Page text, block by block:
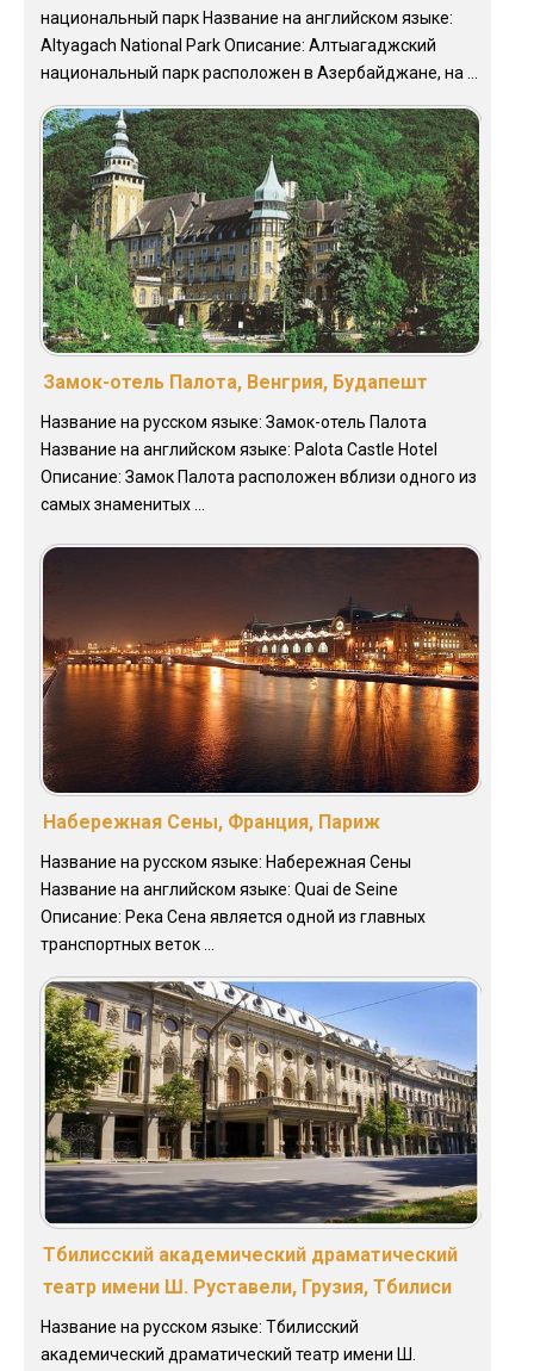
национальный парк Название на английском языке:
Altyagach National Park Описание: Алтыагаджский
национальный парк расположен в Азербайджане, на ...
Замок-отель Палота, Венгрия, Будапешт
Название на русском языке: Замок-отель Палота
Название на английском языке: Palota Castle Hotel
Описание: Замок Палота расположен вблизи одного из
самых знаменитых ...
Набережная Сены, Франция, Париж
Название на русском языке: Набережная Сены
Название на английском языке: Quai de Seine
Описание: Река Сена является одной из главных
транспортных веток ...
Тбилисский академический драматический
театр имени Ш. Руставели, Грузия, Тбилиси
Название на русском языке: Тбилисский
академический драматический театр имени Ш.